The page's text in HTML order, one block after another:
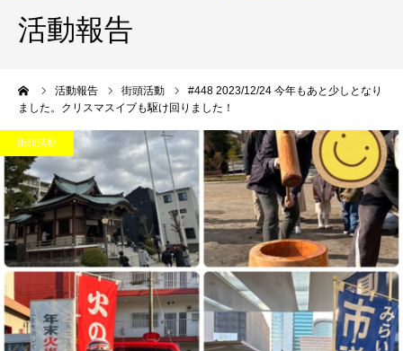
活動報告
活動報告 街頭活動
#448 2023/12/24 今年もあと少しとなり
ました。クリスマスイブも駆け回りました！
街頭活動